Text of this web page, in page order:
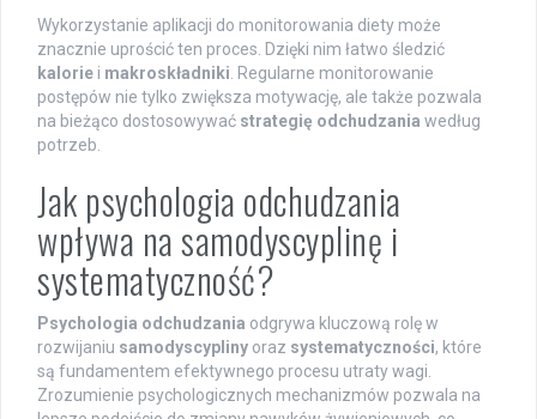
Wykorzystanie aplikacji do monitorowania diety może
znacznie uprościć ten proces. Dzięki nim łatwo śledzić
kalorie i makroskładniki . Regularne monitorowanie
postępów nie tylko zwiększa motywację, ale także pozwala
na bieżąco dostosowywać strategię odchudzania według
potrzeb.
Jak psychologia odchudzania
wpływa na samodyscyplinę i
systematyczność?
Psychologia odchudzania odgrywa kluczową rolę w
rozwijaniu samodyscypliny oraz systematyczności, które
są fundamentem efektywnego procesu utraty wagi.
Zrozumienie psychologicznych mechanizmów pozwala na